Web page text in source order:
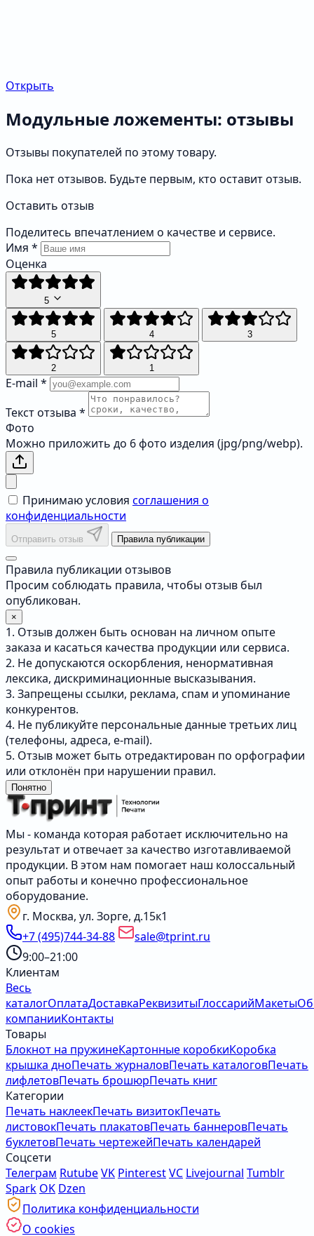
Открыть
Модульные ложементы: отзывы
Отзывы покупателей по этому товару.
Пока нет отзывов. Будьте первым, кто оставит отзыв.
Оставить отзыв
Поделитесь впечатлением о качестве и сервисе.
Имя *
Оценка
5
5 4 3
2 1
E-mail *
Текст отзыва *
Фото
Можно приложить до 6 фото изделия (jpg/png/webp).
Принимаю условия соглашения о
конфиденциальности
Отправить отзыв Правила публикации
Правила публикации отзывов
Просим соблюдать правила, чтобы отзыв был
опубликован.
×
1. Отзыв должен быть основан на личном опыте
заказа и касаться качества продукции или сервиса.
2. Не допускаются оскорбления, ненормативная
лексика, дискриминационные высказывания.
3. Запрещены ссылки, реклама, спам и упоминание
конкурентов.
4. Не публикуйте персональные данные третьих лиц
(телефоны, адреса, e-mail).
5. Отзыв может быть отредактирован по орфографии
или отклонён при нарушении правил.
Понятно
Мы - команда которая работает исключительно на
результат и отвечает за качество изготавливаемой
продукции. В этом нам помогает наш колоссальный
опыт работы и конечно профессиональное
оборудование.
г. Москва, ул. Зорге, д.15к1
+7 (495)744-34-88
sale@tprint.ru
9:00–21:00
Клиентам
Весь
каталогОплатаДоставкаРеквизитыГлоссарийМакеты
компанииКонтакты
Товары
Блокнот на пружинеКартонные коробкиКоробка
крышка дноПечать журналовПечать каталоговПечать
лифлетовПечать брошюрПечать книг
Категории
Печать наклеекПечать визитокПечать
листовокПечать плакатовПечать баннеровПечать
буклетовПечать чертежейПечать календарей
Соцсети
Телеграм RutubeVK PinterestVC Livejournal Tumblr
Spark OK Dzen
Политика конфиденциальности
О cookies